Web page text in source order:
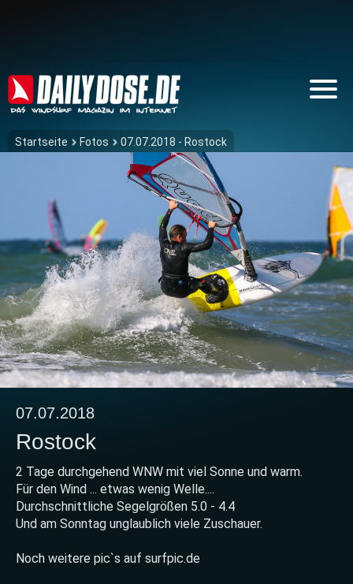
Startseite Fotos 07.07.2018 - Rostock
07.07.2018
Rostock
2 Tage durchgehend WNW mit viel Sonne und warm.
Für den Wind ... etwas wenig Welle....
Durchschnittliche Segelgrößen 5.0 - 4.4
Und am Sonntag unglaublich viele Zuschauer.
Noch weitere pic`s auf surfpic.de